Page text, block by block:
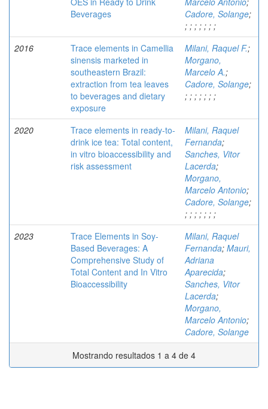
Beverages
Cadore, Solange;
; ; ; ; ; ; ;
2016
Trace elements in Camellia
sinensis marketed in
southeastern Brazil:
extraction from tea leaves
to beverages and dietary
exposure
Milani, Raquel F.;
Morgano,
Marcelo A.;
Cadore, Solange;
; ; ; ; ; ; ;
2020
Trace elements in ready-to-
drink ice tea: Total content,
in vitro bioaccessibility and
risk assessment
Milani, Raquel
Fernanda;
Sanches, Vitor
Lacerda;
Morgano,
Marcelo Antonio;
Cadore, Solange;
; ; ; ; ; ; ;
2023
Trace Elements in Soy-
Based Beverages: A
Comprehensive Study of
Total Content and In Vitro
Bioaccessibility
Milani, Raquel
Fernanda; Mauri,
Adriana
Aparecida;
Sanches, Vitor
Lacerda;
Morgano,
Marcelo Antonio;
Cadore, Solange
Mostrando resultados 1 a 4 de 4